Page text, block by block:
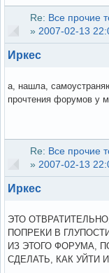
Re: Все прочие
» 2007-02-13
Иркес
а, нашла,
прочтения форумов у
Re: Все прочие
» 2007-02-13
Иркес
ЭТО
ПОПРЕКИ В
ИЗ ЭТОГО ФОРУМА,
СДЕЛАТЬ, КАК УЙТИ